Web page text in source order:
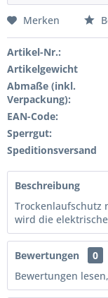
Merken
Artikel-Nr.:
Artikelgewicht
Abmaße (inkl.
Verpackung):
EAN-Code:
Sperrgut:
Speditionsversand
Beschreibung
Trockenlaufschutz
wird die
Bewertungen
0
Bewertungen